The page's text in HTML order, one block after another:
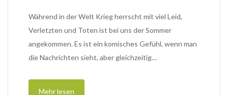
Während in der Welt Krieg herrscht mit viel Leid,
Verletzten und Toten ist bei uns der Sommer
angekommen. Es ist ein komisches Gefühl, wenn man
die Nachrichten sieht, aber gleichzeitig…
Mehr lesen